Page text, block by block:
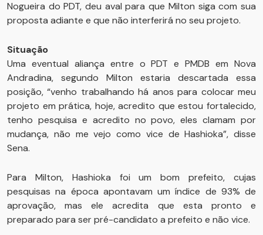
Nogueira do PDT, deu aval para que Milton siga com sua
proposta adiante e que não interferirá no seu projeto.
Situação
Uma eventual aliança entre o PDT e PMDB em Nova
Andradina, segundo Milton estaria descartada essa
posição, “venho trabalhando há anos para colocar meu
projeto em prática, hoje, acredito que estou fortalecido,
tenho pesquisa e acredito no povo, eles clamam por
mudança, não me vejo como vice de Hashioka”, disse
Sena.
Para Milton, Hashioka foi um bom prefeito, cujas
pesquisas na época apontavam um índice de 93% de
aprovação, mas ele acredita que esta pronto e
preparado para ser pré-candidato a prefeito e não vice.